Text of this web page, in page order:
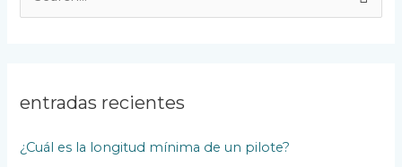
a
p
entradas recientes
¿Cuál es la longitud mínima de un pilote?